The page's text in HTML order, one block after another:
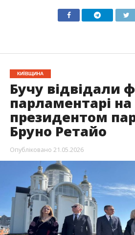
КИЇВЩИНА
Бучу відвідали
парламентарі на
президентом
Бруно Ретайо
Опубліковано 21.05.2026